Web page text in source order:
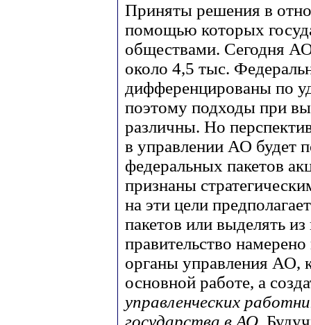
Приняты решения в
помощью которых
обществами. Сегодня
около 4,5 тыс.
дифференцированы по
поэтому подходы при
различны. Но
в управлении АО будет
федеральных пакетов
признаны
на эти цели
пакетов или выделять
правительство
органы управления АО,
основной работе, а
управленческих